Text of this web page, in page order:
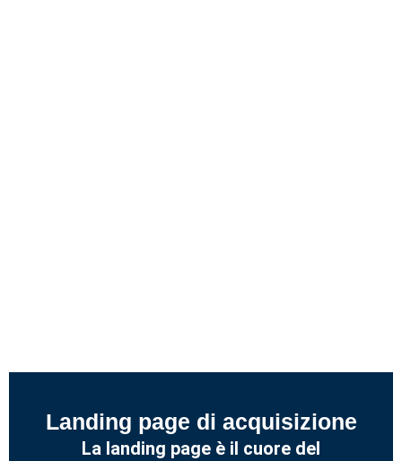
Landing page di acquisizione
La landing page è il cuore del